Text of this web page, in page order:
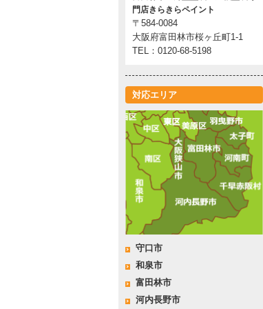
門店きらきらペイント
〒584-0084
大阪府富田林市桜ヶ丘町1-1
TEL：0120-68-5198
対応エリア
守口市
和泉市
富田林市
河内長野市